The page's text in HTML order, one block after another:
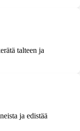
talteen ja
ja edistää